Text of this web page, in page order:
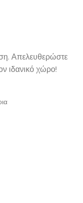
Απελευθερώστε
ιδανικό χώρο!